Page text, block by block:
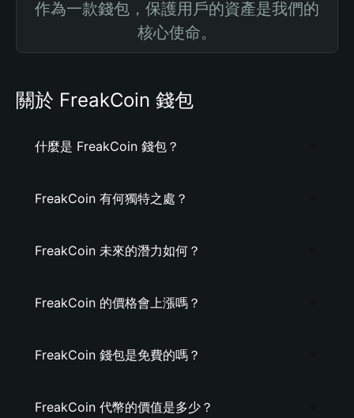
作為一款錢包，保護用戶的資產是我們的
核心使命。
關於 FreakCoin 錢包
什麼是 FreakCoin 錢包？
FreakCoin 有何獨特之處？
FreakCoin 未來的潛力如何？
FreakCoin 的價格會上漲嗎？
FreakCoin 錢包是免費的嗎？
FreakCoin 代幣的價值是多少？